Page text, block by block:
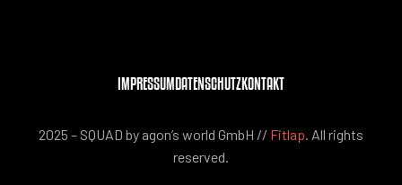
IMPRESSUMDATENSCHUTZKONTAKT
2025 – SQUAD by agon’s world GmbH // Fitlap . All rights
reserved.